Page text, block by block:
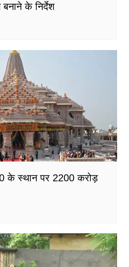
के निर्देश
के स्थान पर 2200 करोड़